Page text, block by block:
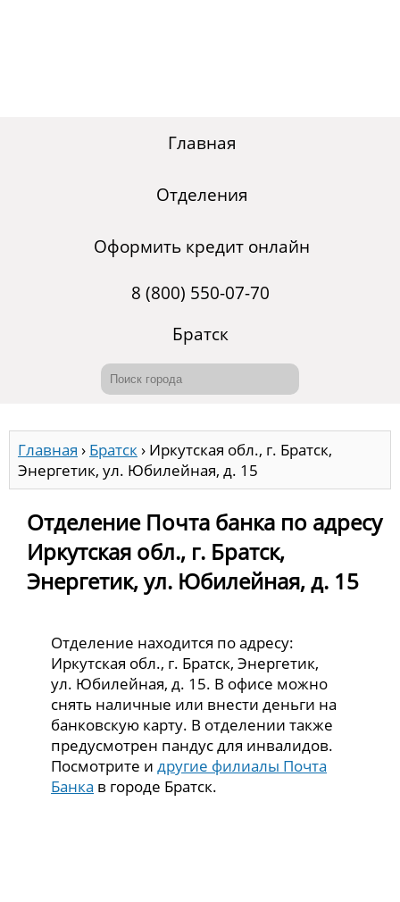
Главная
Отделения
Оформить кредит онлайн
8 (800) 550-07-70
Братск
Главная › Братск› Иркутская обл., г. Братск,
Энергетик, ул. Юбилейная, д. 15
Отделение Почта банка по адресу
Иркутская обл., г. Братск,
Энергетик, ул. Юбилейная, д. 15
Отделение находится по адресу:
Иркутская обл., г. Братск, Энергетик,
ул. Юбилейная, д. 15. В офисе можно
снять наличные или внести деньги на
банковскую карту. В отделении также
предусмотрен пандус для инвалидов.
Посмотрите идругие филиалы Почта
Банка в городе Братск.